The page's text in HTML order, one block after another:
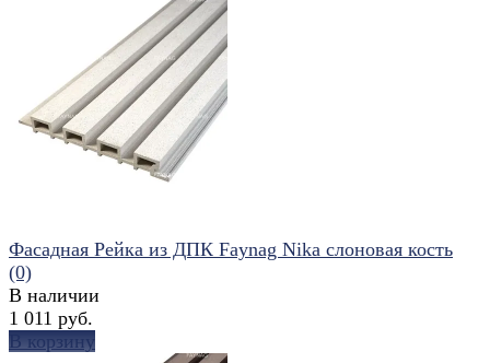
избранное сравнить
Фасадная Рейка из ДПК Faynag Nika слоновая кость
(0)
В наличии
1 011 руб.
В корзину